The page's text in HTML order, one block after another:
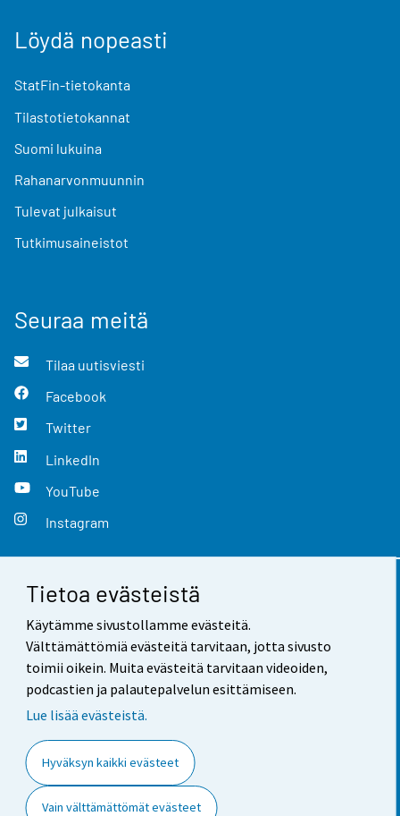
Tietoa evästeistä
Käytämme sivustollamme evästeitä.
Välttämättömiä evästeitä tarvitaan, jotta sivusto
toimii oikein. Muita evästeitä tarvitaan videoiden,
podcastien ja palautepalvelun esittämiseen.
Lue lisää evästeistä.
Hyväksyn kaikki evästeet
Vain välttämättömät evästeet
Löydä nopeasti
StatFin-tietokanta
Tilastotietokannat
Suomi lukuina
Rahanarvonmuunnin
Tulevat julkaisut
Tutkimusaineistot
Seuraa meitä
Tilaa uutisviesti
Facebook
Twitter
LinkedIn
YouTube
Instagram
Yhteystiedot
Palaute
Käyttöehdot
Saavutettavuus
Tietoa sivustosta
Evästeasetukset